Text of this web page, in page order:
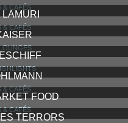
& CAFÉS
LAMURI
& CAFÉS
& CAFÉS
FOOD
& CAFÉS
TERRORS